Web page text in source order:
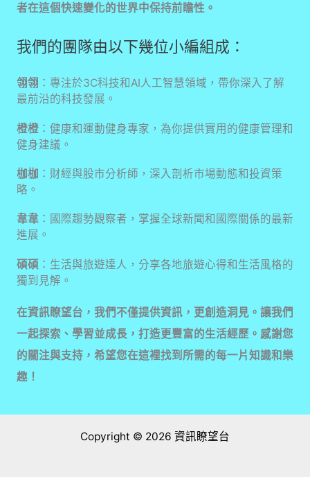
者在這個快速變化的世界中保持前瞻性。
我們的團隊由以下幾位小編組成：
翎翎 ：專注於3C科技和AI人工智慧領域，帶你深入了解
最前沿的科技發展。
橙橙：健康和運動健身專家，為你提供實用的健康管理和
健身建議。
枷枷 ：財經與股市分析師，深入剖析市場動態和投資策
略。
韋韋：國際趨勢觀察者，掌握全球新聞和國際關係的最新
進展。
碩碩：生活與旅遊達人，分享各地旅遊心得和生活風格的
獨到見解。
在資訊瞭望台，我們不僅提供資訊，更創造洞見。讓我們
一起探索、學習並成長，打造更豐富的生活經歷。感謝您
的關注與支持，希望您在這裡找到所需的每一片知識和樂
趣！
Copyright © 2026 資訊瞭望台